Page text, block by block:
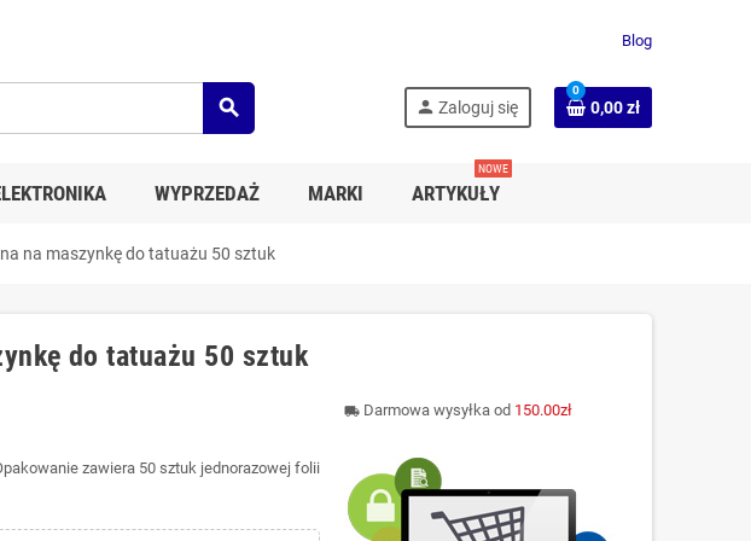
Blog
search person Zaloguj się
0
0,00 zł
WYPRZEDAŻ MARKI ARTYKUŁY
NOWE
na maszynkę do tatuażu 50 sztuk
do tatuażu 50 sztuk
zawiera 50 sztuk jednorazowej folii
local_shippingDarmowa wysyłka od 150.00zł